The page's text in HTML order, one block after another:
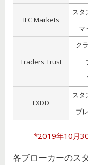
IFC Markets
スタ
マ
Traders Trust
ク
FXDD
スタ
プ
*2019年10月
各ブローカーのス